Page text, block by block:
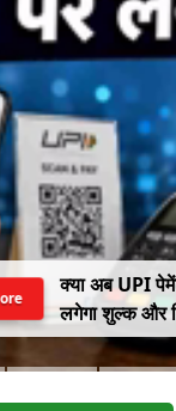
क्या अब UPI
लगेगा शुल्क और